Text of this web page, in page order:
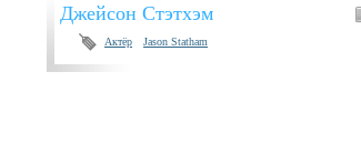
Джейсон Стэтхэм
Актёр Jason Statham